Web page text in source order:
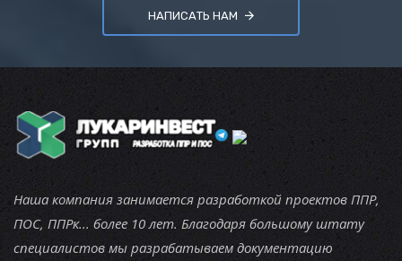
НАПИСАТЬ НАМ
Наша компания занимается разработкой проектов ППР,
ПОС, ППРк... более 10 лет. Благодаря большому штату
специалистов мы разрабатываем документацию